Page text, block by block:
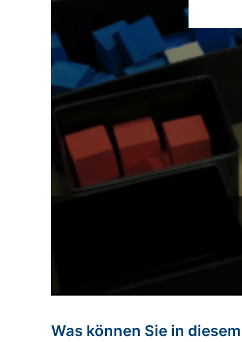
Was können Sie in